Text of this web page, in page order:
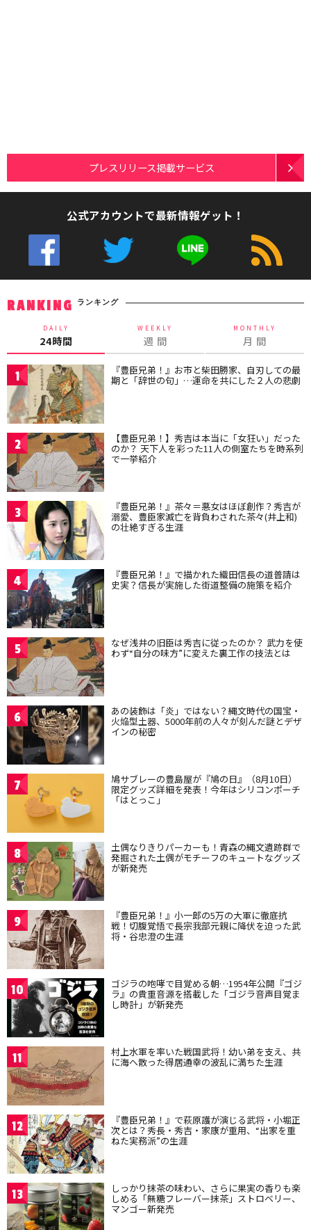
プレスリリース掲載サービス
公式アカウントで最新情報ゲット！
RANKING ランキング
DAILY
24時間
WEEKLY
週 間
MONTHLY
月 間
1 『豊臣兄弟！』お市と柴田勝家、自刃しての最
期と「辞世の句」…運命を共にした２人の悲劇
2 【豊臣兄弟！】秀吉は本当に「女狂い」だった
のか？ 天下人を彩った11人の側室たちを時系列
で一挙紹介
3 『豊臣兄弟！』茶々＝悪女はほぼ創作？秀吉が
溺愛、豊臣家滅亡を背負わされた茶々(井上和)
の壮絶すぎる生涯
4 『豊臣兄弟！』で描かれた織田信長の道普請は
史実？信長が実施した街道整備の施策を紹介
5 なぜ浅井の旧臣は秀吉に従ったのか？ 武力を使
わず“自分の味方”に変えた裏工作の技法とは
6 あの装飾は「炎」ではない？縄文時代の国宝・
火焔型土器、5000年前の人々が刻んだ謎とデザ
インの秘密
7 鳩サブレーの豊島屋が『鳩の日』（8月10日）
限定グッズ詳細を発表！今年はシリコンポーチ
「はとっこ」
8 土偶なりきりパーカーも！青森の縄文遺跡群で
発掘された土偶がモチーフのキュートなグッズ
が新発売
9 『豊臣兄弟！』小一郎の5万の大軍に徹底抗
戦！切腹覚悟で長宗我部元親に降伏を迫った武
将・谷忠澄の生涯
10 ゴジラの咆哮で目覚める朝…1954年公開『ゴジ
ラ』の貴重音源を搭載した「ゴジラ音声目覚ま
し時計」が新発売
11 村上水軍を率いた戦国武将！幼い弟を支え、共
に海へ散った得居通幸の波乱に満ちた生涯
12 『豊臣兄弟！』で萩原護が演じる武将・小堀正
次とは？秀長・秀吉・家康が重用、“出家を重
ねた実務派”の生涯
13 しっかり抹茶の味わい、さらに果実の香りも楽
しめる「無糖フレーバー抹茶」ストロベリー、
マンゴー新発売